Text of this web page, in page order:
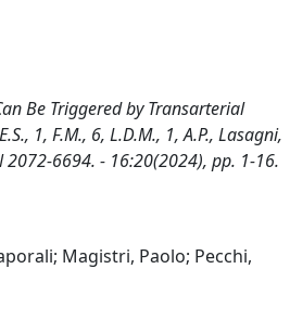
Be Triggered by Transarterial
1, F.M., 6, L.D.M., 1, A.P., Lasagni,
2072-6694. - 16:20(2024), pp. 1-16.
Magistri, Paolo; Pecchi,